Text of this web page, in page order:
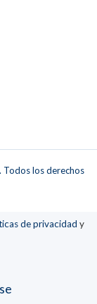
Todos los derechos
de privacidad y